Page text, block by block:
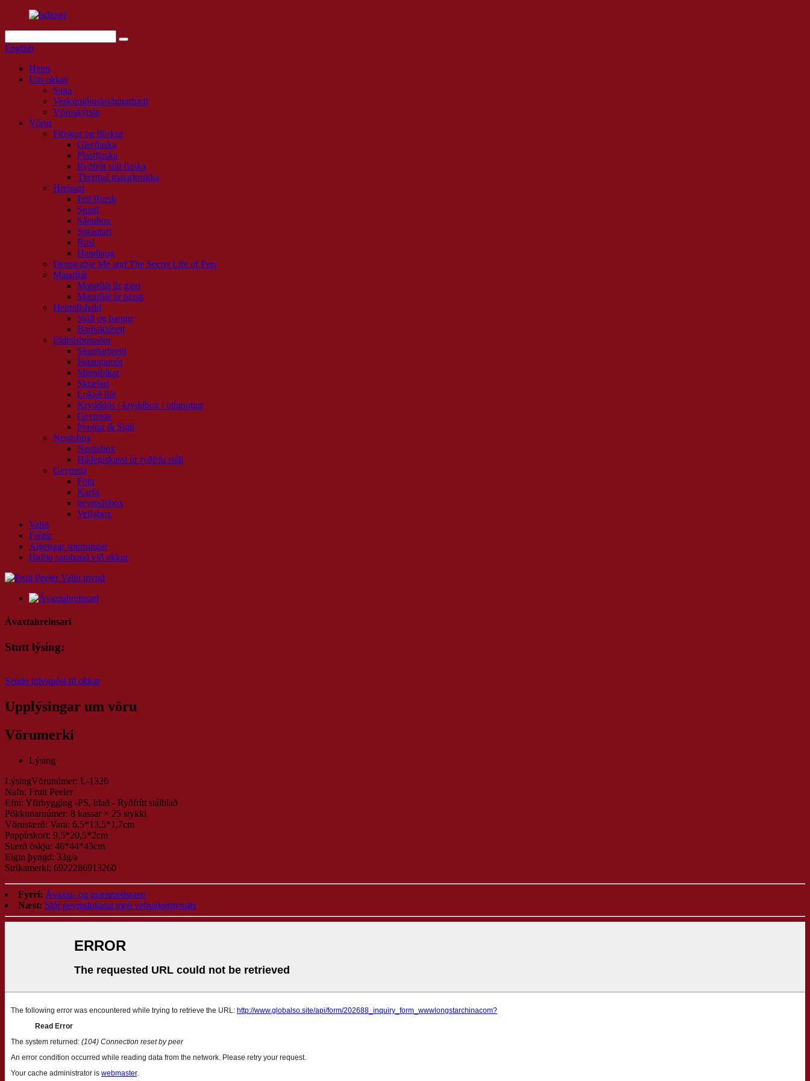
English
Heim
Um okkur
Saga
Verksmiðjuskoðunarhæfi
Vöruskýrsla
Vörur
Flöskur og flöskur
Glerflaska
Plastflaska
Ryðfrítt stál flaska
Thermal matarkrukka
Hreinari
Þrif Bursh
Snagi
Sápubox
Sprautari
Rusl
Handlaug
Despicable Me and The Secret Life of Pets
Matarílát
Matarílát úr gleri
Matarílát úr plasti
Heimilishald
Stóll og hægur
Barnaklósett
Eldhúsbúnaður
Skurðarbretti
Ísstangamót
Munnbikar
Skrælari
Lokað ílát
Krydddós / kryddbox / olíupottur
Geymsla
Þvottur & Sigti
Nestisbox
Nestisbox
Hádegiskassi úr ryðfríu stáli
Geymsla
Fötu
Karfa
geymslubox
Vefjabox
Valið
Fréttir
Algengar spurningar
Hafðu samband við okkur
Ávaxtahreinsari
Stutt lýsing:
Sendu tölvupóst til okkar
Upplýsingar um vöru
Vörumerki
Lýsing
LýsingVörunúmer: L-1326
Nafn: Fruit Peeler
Efni: Yfirbygging -PS, blað - Ryðfrítt stálblað
Pökkunarnúmer: 8 kassar × 25 stykki
Vörustærð: Vara: 6,5*13,5*1,7cm
Pappírskort: 9,5*20,5*2cm
Stærð öskju: 46*44*43cm
Eigin þyngd: 33g/a
Strikamerki: 6922286913260
Fyrri: Ávaxta- og grænmetisrasp
Næst: Stór geymslukassi með vefnaðarmynstri